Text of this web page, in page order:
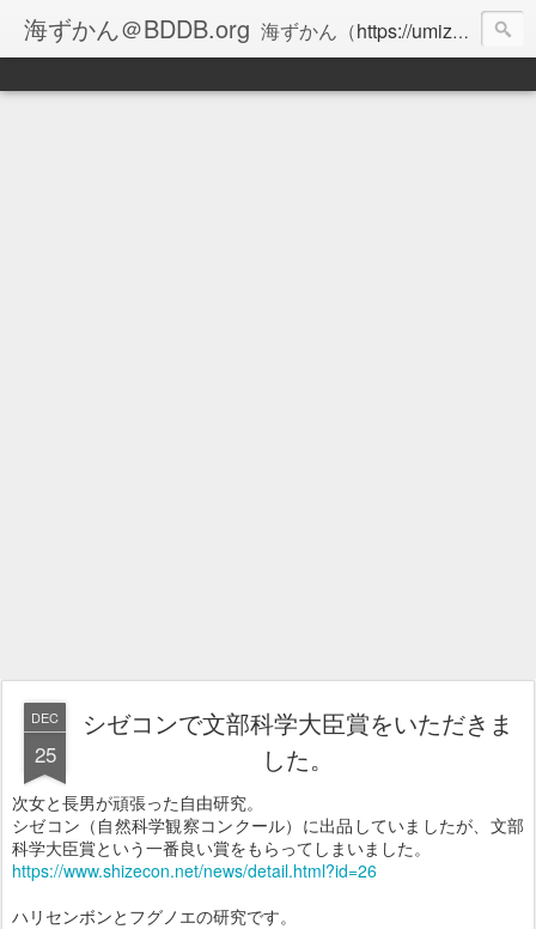
海ずかん＠BDDB.org 海ずかん（https://umizukan.com
DEC
25
シゼコンで文部科学大臣賞をいただきま
した。
次女と長男が頑張った自由研究。
シゼコン（自然科学観察コンクール）に出品していましたが、文部
科学大臣賞という一番良い賞をもらってしまいました。
https://www.shizecon.net/news/detail.html?id=26
ハリセンボンとフグノエの研究です。